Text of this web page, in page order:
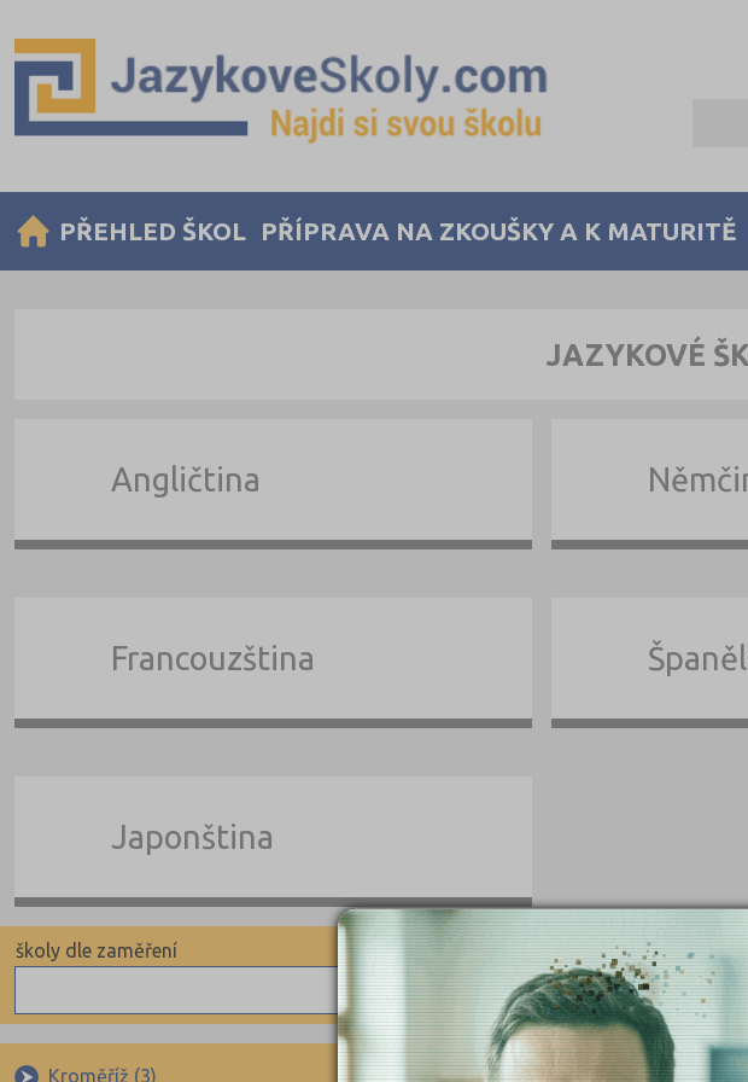
PŘEHLED ŠKOL PŘÍPRAVA NA ZKOUŠKY A K MATURITĚ
JAZYKOVÉ
Angličtina
Francouzština
Japonština
školy dle typu
Pomaturitní
Individuální
školy dle zaměření
Němčina
Kroměříž (3)